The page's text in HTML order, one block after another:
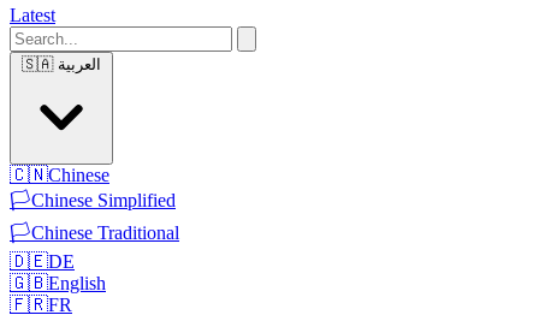
Latest
🇸🇦 العربية
🇨🇳Chinese
🏳️Chinese Simplified
🏳️Chinese Traditional
🇩🇪DE
🇬🇧English
🇫🇷FR